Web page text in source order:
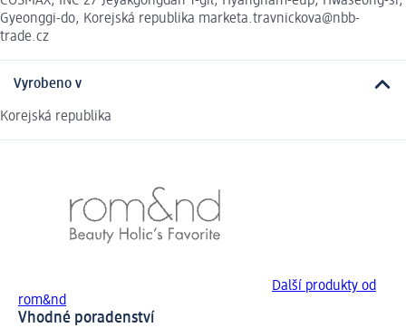
Gyeonggi-do, Korejská republika marketa.travnickova@nbb-
trade.cz
Vyrobeno v
Korejská republika
Další produkty od
rom&nd
Vhodné poradenství